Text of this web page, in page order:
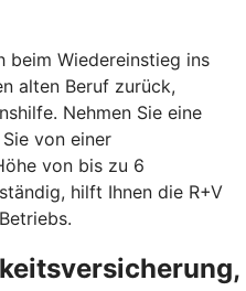
beim Wiedereinstieg ins
alten Beruf zurück,
Nehmen Sie eine
von einer
von bis zu 6
hilft Ihnen die R+V